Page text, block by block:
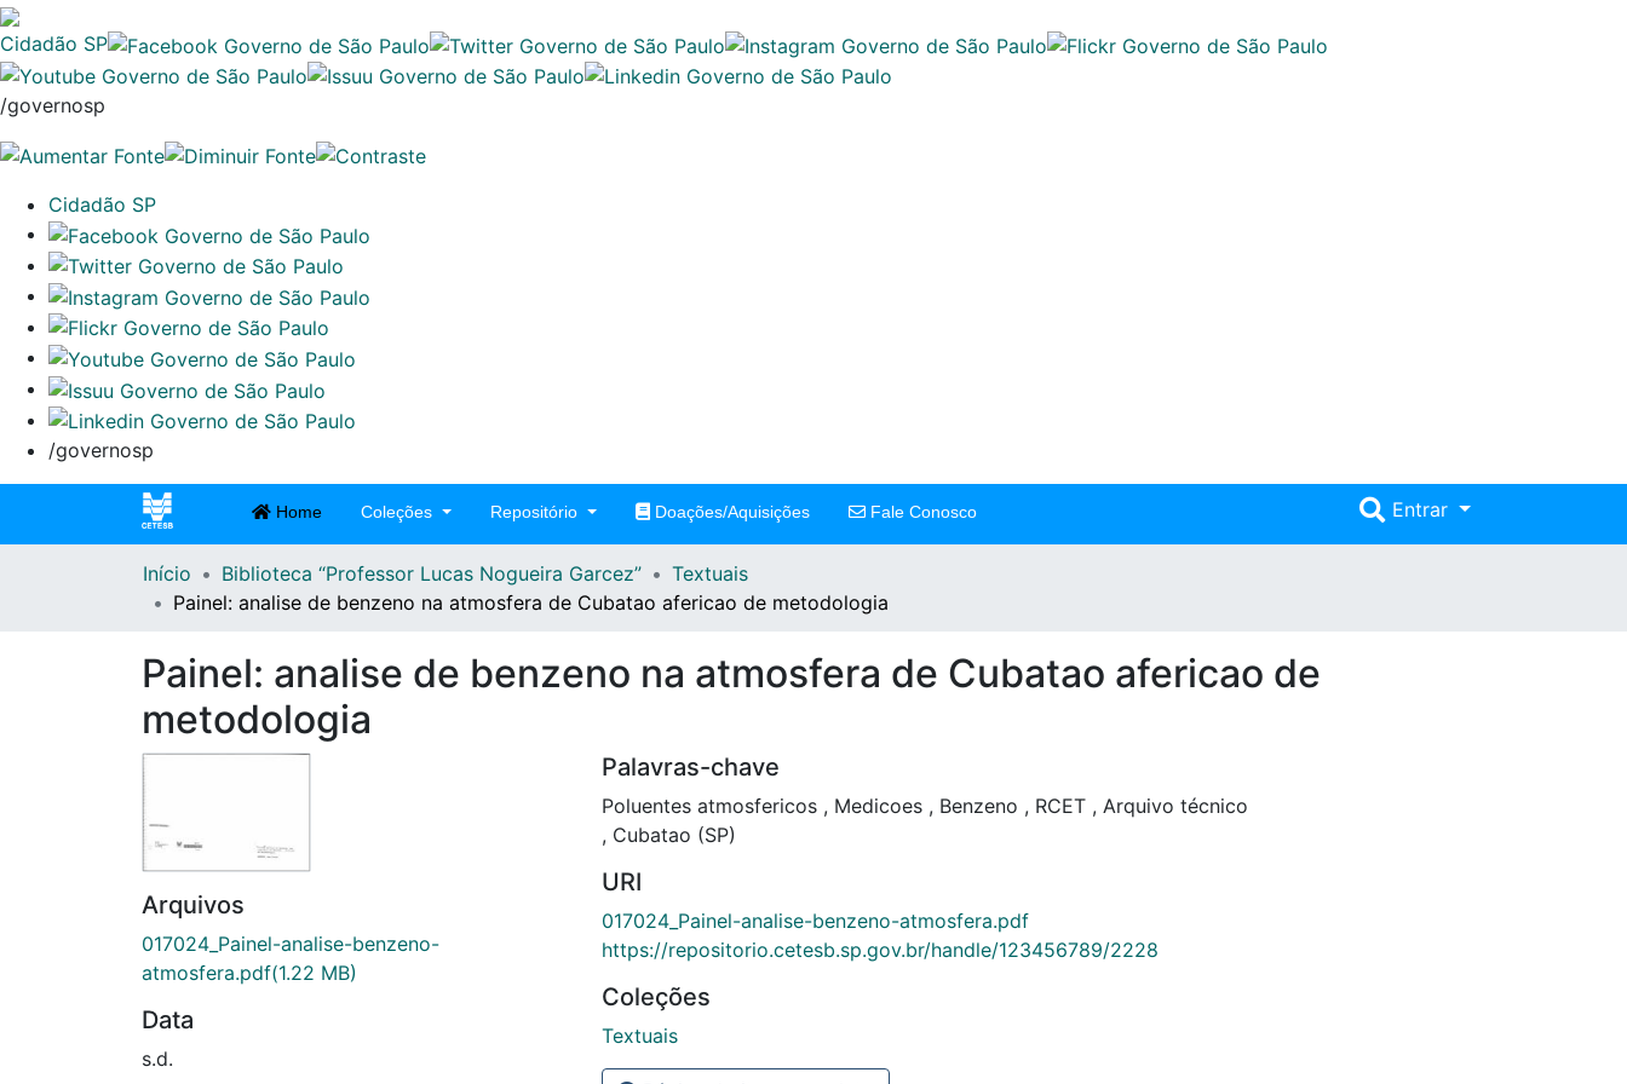
Cidadão SP
/governosp
Cidadão SP
/governosp
Entrar
Home Coleções Repositório Doações/Aquisições Fale Conosco
Início Biblioteca “Professor Lucas Nogueira Garcez”
Textuais
Painel: analise de benzeno na atmosfera de Cubatao afericao de metodologia
Painel: analise de benzeno na atmosfera de Cubatao afericao de
metodologia
Arquivos
017024_Painel-analise-benzeno-
atmosfera.pdf(1.22 MB)
Data
s.d.
Palavras-chave
Poluentes atmosfericos , Medicoes , Benzeno , RCET , Arquivo técnico
, Cubatao (SP)
URI
017024_Painel-analise-benzeno-atmosfera.pdf
https://repositorio.cetesb.sp.gov.br/handle/123456789/2228
Coleções
Textuais